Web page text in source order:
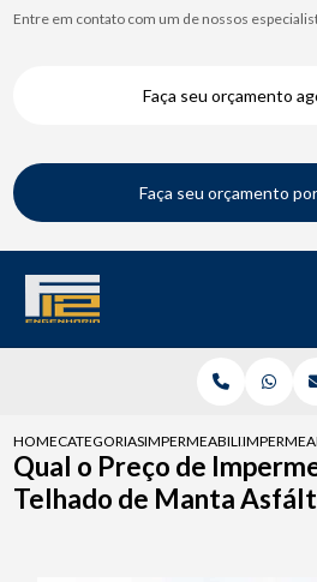
Entre em contato com um de nossos
Faça seu orçamento
Faça seu orçamento
HOMECATEGORIASIMPERMEABILIZACAO DE
Qual o Preço de
Telhado de Manta